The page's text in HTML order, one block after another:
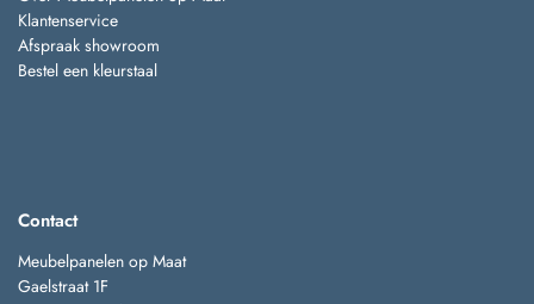
Klantenservice
Afspraak showroom
Bestel een kleurstaal
Contact
Meubelpanelen op Maat
Gaelstraat 1F